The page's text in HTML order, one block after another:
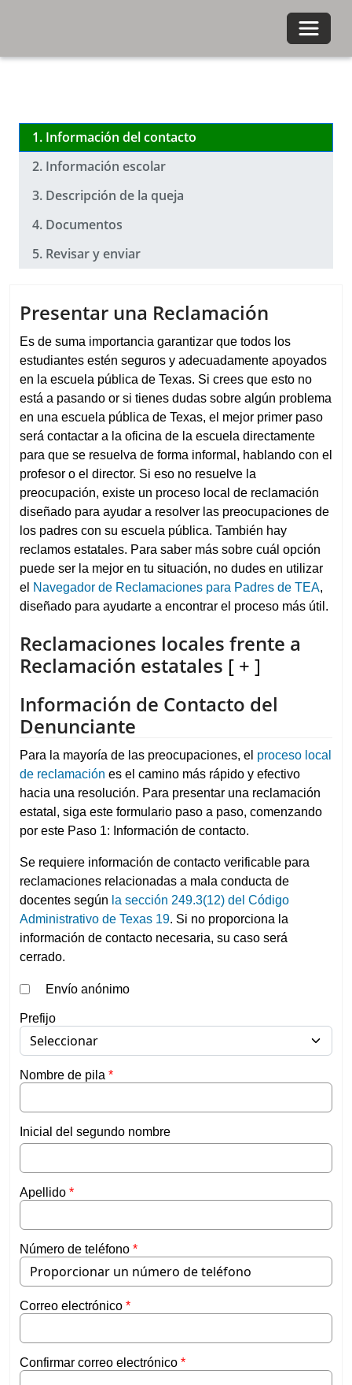
1. Información del contacto
2. Información escolar
3. Descripción de la queja
4. Documentos
5. Revisar y enviar
Presentar una Reclamación
Es de suma importancia garantizar que todos los
estudiantes estén seguros y adecuadamente apoyados
en la escuela pública de Texas. Si crees que esto no
está a pasando or si tienes dudas sobre algún problema
en una escuela pública de Texas, el mejor primer paso
será contactar a la oficina de la escuela directamente
para que se resuelva de forma informal, hablando con el
profesor o el director. Si eso no resuelve la
preocupación, existe un proceso local de reclamación
diseñado para ayudar a resolver las preocupaciones de
los padres con su escuela pública. También hay
reclamos estatales. Para saber más sobre cuál opción
puede ser la mejor en tu situación, no dudes en utilizar
el Navegador de Reclamaciones para Padres de TEA,
diseñado para ayudarte a encontrar el proceso más útil.
Reclamaciones locales frente a
Reclamación estatales [ + ]
Información de Contacto del
Denunciante
Para la mayoría de las preocupaciones, el proceso local
de reclamación es el camino más rápido y efectivo
hacia una resolución. Para presentar una reclamación
estatal, siga este formulario paso a paso, comenzando
por este Paso 1: Información de contacto.
Se requiere información de contacto verificable para
reclamaciones relacionadas a mala conducta de
docentes según la sección 249.3(12) del Código
Administrativo de Texas 19. Si no proporciona la
información de contacto necesaria, su caso será
cerrado.
Envío anónimo
Prefijo
Nombre de pila
Inicial del segundo nombre
Apellido
Número de teléfono
Correo electrónico
Confirmar correo electrónico